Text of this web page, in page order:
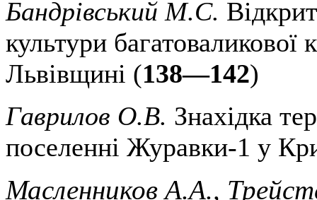
Бандрівський М.С.
культури багатоваликової
Львівщині (138—142)
Гаврилов О.В. Знахідка
поселенні Журавки-1 у
Масленников А.А.,